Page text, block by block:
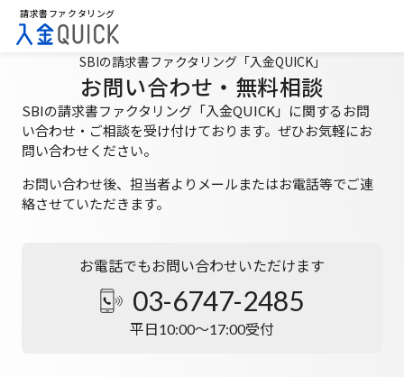
請求書ファクタリング
SBIの請求書ファクタリング「入金QUICK」
お問い合わせ・無料相談
SBIの請求書ファクタリング「入金QUICK」に関するお問
い合わせ・ご相談を受け付けております。 ぜひお気軽にお
問い合わせください。
お問い合わせ後、担当者よりメールまたはお電話等でご連
絡させていただきます。
お電話でもお問い合わせいただけます
03-6747-2485
平日10:00～17:00受付